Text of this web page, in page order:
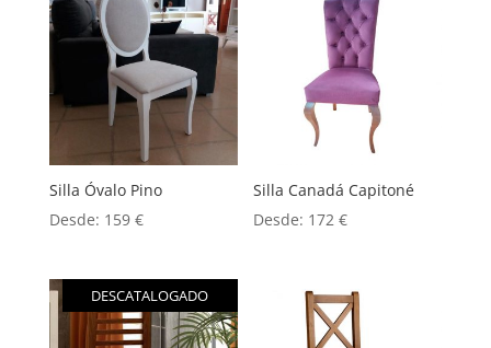
Silla Óvalo Pino
Desde: 159 €
Silla Canadá Capitoné
Desde: 172€
DESCATALOGADO